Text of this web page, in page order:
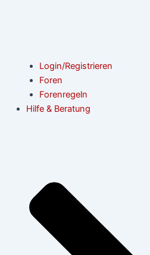
Login/Registrieren
Foren
Forenregeln
Hilfe & Beratung